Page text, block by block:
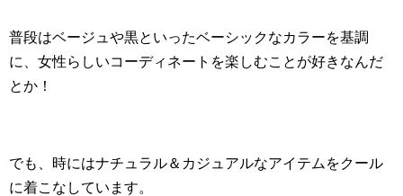
普段はベージュや黒といったベーシックなカラーを基調
に、女性らしいコーディネートを楽しむことが好きなんだ
とか！
でも、時にはナチュラル＆カジュアルなアイテムをクール
に着こなしています。